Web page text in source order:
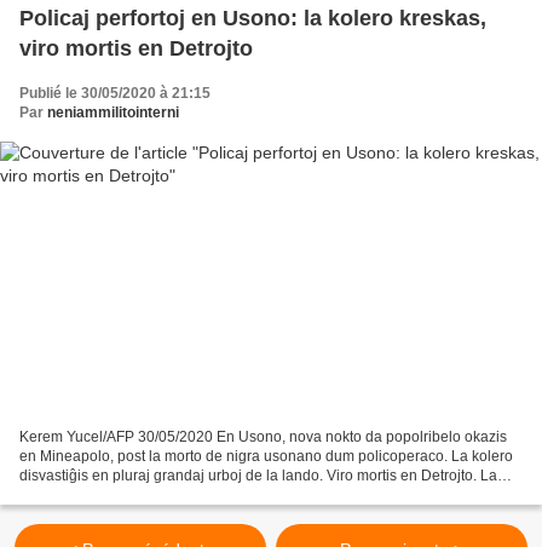
Policaj perfortoj en Usono: la kolero kreskas,
viro mortis en Detrojto
Publié le 30/05/2020 à 21:15
Par neniammilitointerni
Kerem Yucel/AFP 30/05/2020 En Usono, nova nokto da popolribelo okazis
en Mineapolo, post la morto de nigra usonano dum policoperaco. La kolero
disvastiĝis en pluraj grandaj urboj de la lando. Viro mortis en Detrojto. La